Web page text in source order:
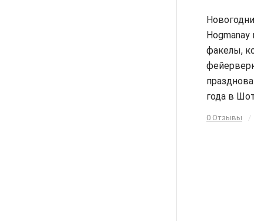
Hogmanay
факелы,
года в
0 Отзывы /